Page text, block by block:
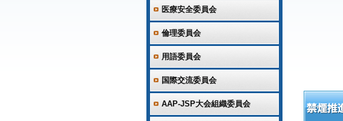
医療安全委員会
倫理委員会
用語委員会
国際交流委員会
AAP-JSP大会組織委員会